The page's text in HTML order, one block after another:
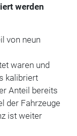
werden
von neun
waren und
kalibriert
Anteil bereits
der Fahrzeuge
ist weiter